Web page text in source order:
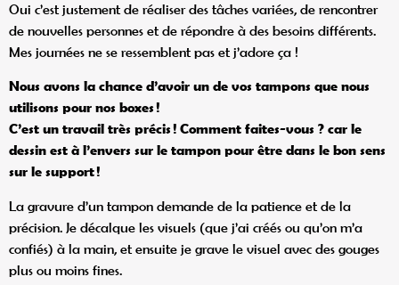
Oui c’est justement de réaliser des tâches variées, de rencontrer
de nouvelles personnes et de répondre à des besoins différents.
Mes journées ne se ressemblent pas et j’adore ça !
Nous avons la chance d’avoir un de vos tampons que nous
utilisons pour nos boxes!
C’est un travail très précis ! Comment faites-vous ? car le
dessin est à l’envers sur le tampon pour être dans le bon sens
sur le support!
La gravure d’un tampon demande de la patience et de la
précision. Je décalque les visuels (que j’ai créés ou qu’on m’a
confiés) à la main, et ensuite je grave le visuel avec des gouges
plus ou moins fines.